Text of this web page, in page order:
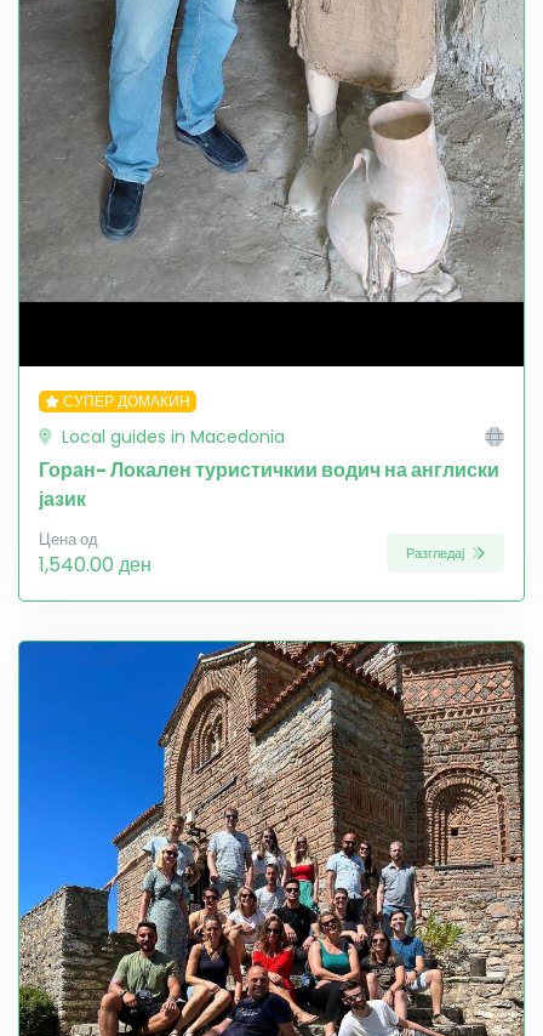
СУПЕР ДОМАЌИН
Local guides in Macedonia
Горан- Локален туристичкии водич на англиски
јазик
Цена од
1,540.00 ден Разгледај